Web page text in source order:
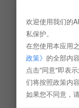
欢迎使用我们的
私保护。
在您使用本应用
政策》 的全部内容
点击"同意"即表
们将按照政策内
如果您不同意，